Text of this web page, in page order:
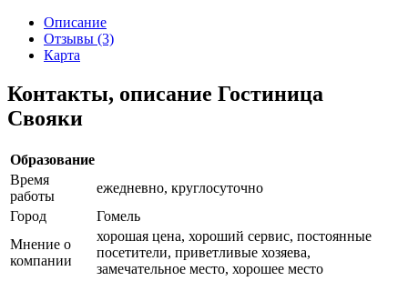
Описание
Отзывы (3)
Карта
Контакты, описание Гостиница
Свояки
Образование
Время
работы
ежедневно, круглосуточно
Город
Гомель
Мнение о
компании
хорошая цена, хороший сервис, постоянные
посетители, приветливые хозяева,
замечательное место, хорошее место